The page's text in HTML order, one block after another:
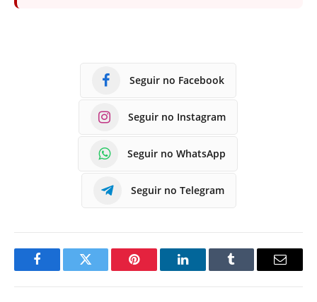
Seguir no Facebook
Seguir no Instagram
Seguir no WhatsApp
Seguir no Telegram
FacebookTwitter Pinterest LinkedInTumblr
E-